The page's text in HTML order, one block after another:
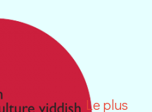
Le plus